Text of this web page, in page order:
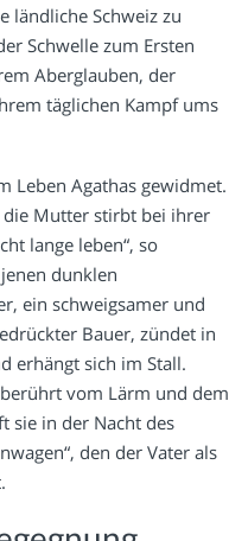
ländliche Schweiz zu
Schwelle zum Ersten
Aberglauben, der
täglichen Kampf ums
Leben Agathas gewidmet.
Mutter stirbt bei ihrer
lange leben“, so
dunklen
ein schweigsamer und
Bauer, zündet in
erhängt sich im Stall.
vom Lärm und dem
sie in der Nacht des
den der Vater als